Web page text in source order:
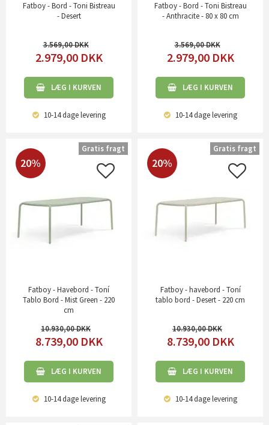
Fatboy - Bord - Toni Bistreau
- Desert
3.569,00
2.979,00 DKK
LÆG I KURVEN
10-14 dagelevering
Fatboy - Bord - Toni Bistreau
- Anthracite - 80 x 80 cm
3.569,00
2.979,00 DKK
LÆG I KURVEN
10-14 dagelevering
20%
Fatboy - Havebord - Toní
Tablo Bord - Mist Green - 220
cm
10.930,00
8.739,00 DKK
LÆG I KURVEN
10-14 dagelevering
Gratis fragt
20%
Fatboy - havebord - Toní
tablo bord - Desert - 220 cm
10.930,00
8.739,00 DKK
LÆG I KURVEN
10-14 dagelevering
Gratis fragt